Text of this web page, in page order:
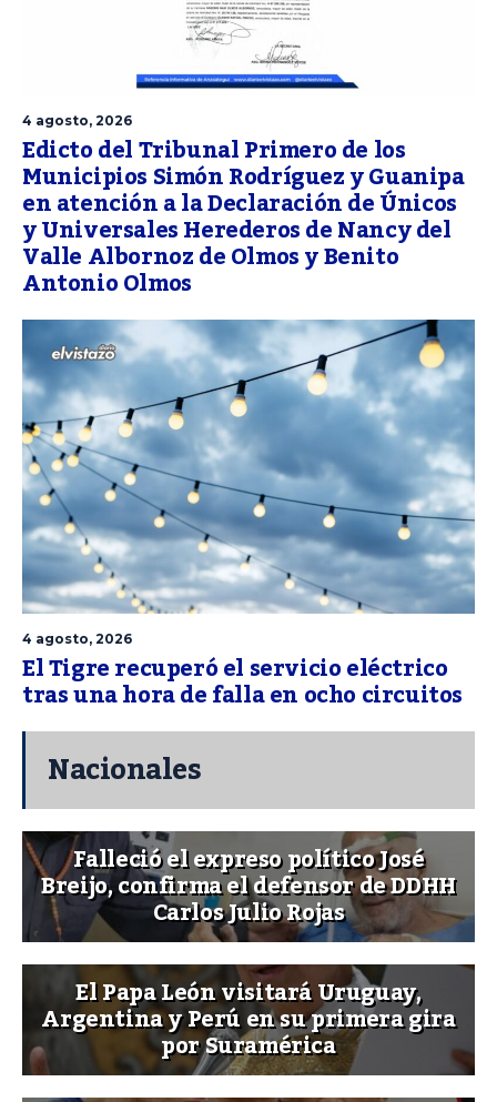
4 agosto, 2026
Edicto del Tribunal Primero de los
Municipios Simón Rodríguez y Guanipa
en atención a la Declaración de Únicos
y Universales Herederos de Nancy del
Valle Albornoz de Olmos y Benito
Antonio Olmos
4 agosto, 2026
El Tigre recuperó el servicio eléctrico
tras una hora de falla en ocho circuitos
Nacionales
Falleció el expreso político José
Breijo, confirma el defensor de DDHH
Carlos Julio Rojas
El Papa León visitará Uruguay,
Argentina y Perú en su primera gira
por Suramérica